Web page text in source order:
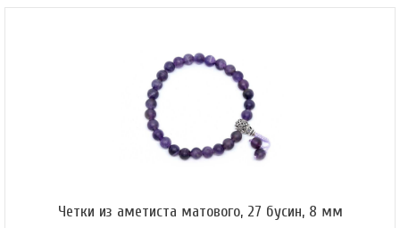
Буддийские четки из гагата. Четки собраны из 108 бусин на черном
Четки из аметиста матового, 27 бусин, 8 мм